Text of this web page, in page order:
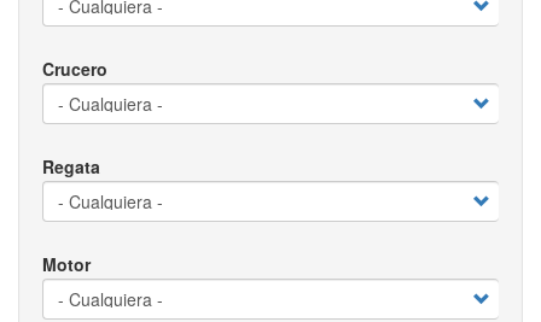
Crucero
Regata
Motor